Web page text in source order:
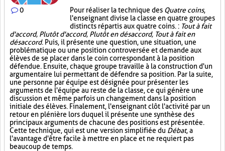
0 Pour réaliser la technique des Quatre coins,
l'enseignant divise la classe en quatre groupes
distincts répartis aux quatre coins. : Tout à fait
d'accord, Plutôt d'accord, Plutôt en désaccord, Tout à fait en
désaccord. Puis, il présente une question, une situation, une
problématique ou une position controversée et demande aux
élèves de se placer dans le coin correspondant à la position
défendue. Ensuite, chaque groupe travaille à la construction d'un
argumentaire lui permettant de défendre sa position. Par la suite,
une personne par équipe est désignée pour présenter les
arguments de l'équipe au reste de la classe, ce qui génère une
discussion et même parfois un changement dans la position
initiale des élèves. Finalement, l'enseignant clôt l'activité par un
retour en plénière lors duquel il présente une synthèse des
principaux arguments de chacune des positions est présentée.
Cette technique, qui est une version simplifiée du Débat, a
l'avantage d'être facile à mettre en place et ne requiert pas
beaucoup de temps.